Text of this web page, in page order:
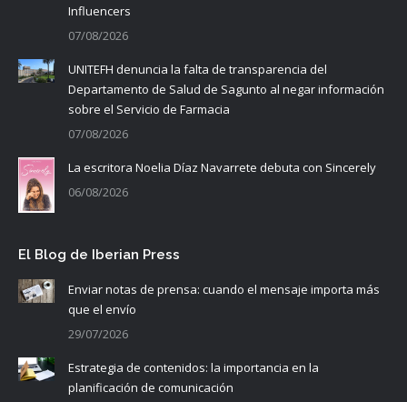
Influencers
07/08/2026
UNITEFH denuncia la falta de transparencia del
Departamento de Salud de Sagunto al negar información
sobre el Servicio de Farmacia
07/08/2026
La escritora Noelia Díaz Navarrete debuta con Sincerely
06/08/2026
El Blog de Iberian Press
Enviar notas de prensa: cuando el mensaje importa más
que el envío
29/07/2026
Estrategia de contenidos: la importancia en la
planificación de comunicación